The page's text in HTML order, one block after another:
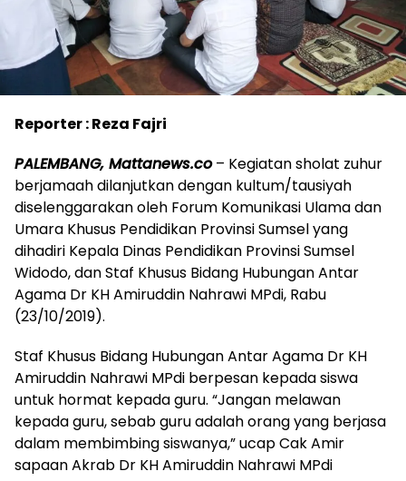
Reporter : Reza Fajri
PALEMBANG, Mattanews.co– Kegiatan sholat zuhur
berjamaah dilanjutkan dengan kultum/tausiyah
diselenggarakan oleh Forum Komunikasi Ulama dan
Umara Khusus Pendidikan Provinsi Sumsel yang
dihadiri Kepala Dinas Pendidikan Provinsi Sumsel
Widodo, dan Staf Khusus Bidang Hubungan Antar
Agama Dr KH Amiruddin Nahrawi MPdi, Rabu
(23/10/2019).
Staf Khusus Bidang Hubungan Antar Agama Dr KH
Amiruddin Nahrawi MPdi berpesan kepada siswa
untuk hormat kepada guru. “Jangan melawan
kepada guru, sebab guru adalah orang yang berjasa
dalam membimbing siswanya,” ucap Cak Amir
sapaan Akrab Dr KH Amiruddin Nahrawi MPdi